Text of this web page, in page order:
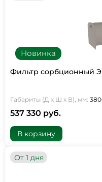
Новинка
Фильтр сорбционный
Габариты (Д х Ш х В), мм:
537 330 руб.
В корзину
От 1 дня